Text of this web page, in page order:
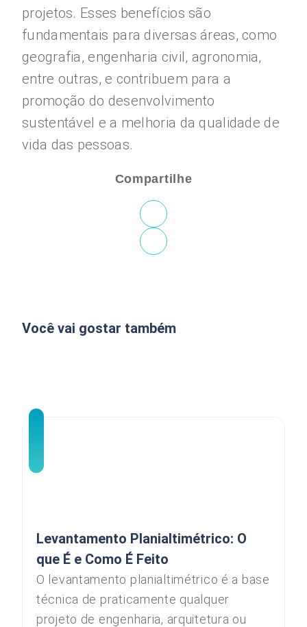
projetos. Esses benefícios são
fundamentais para diversas áreas, como
geografia, engenharia civil, agronomia,
entre outras, e contribuem para a
promoção do desenvolvimento
sustentável e a melhoria da qualidade de
vida das pessoas.
Compartilhe
Você vai gostar também
Levantamento Planialtimétrico: O
que É e Como É Feito
O levantamento planialtimétrico é a base
técnica de praticamente qualquer
projeto de engenharia, arquitetura ou